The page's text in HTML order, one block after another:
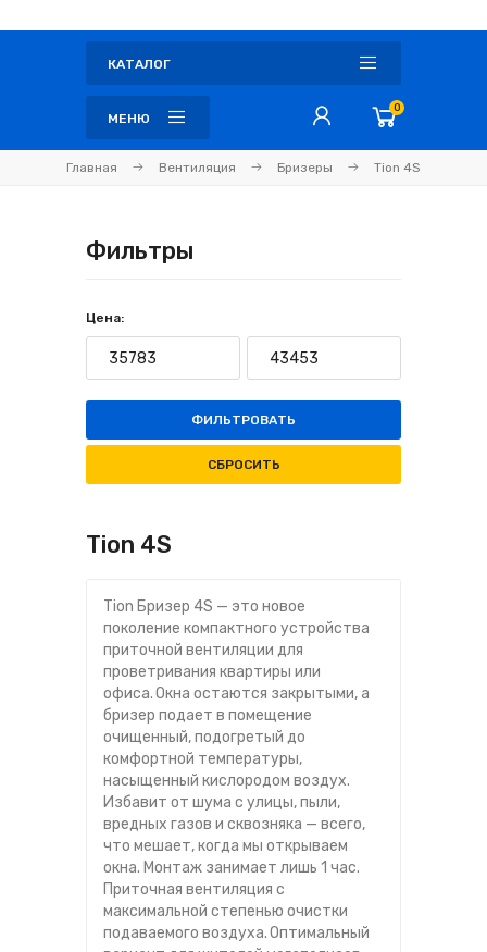
КАТАЛОГ
МЕНЮ
0
Главная Вентиляция Бризеры Tion 4S
Фильтры
Цена:
ФИЛЬТРОВАТЬ
СБРОСИТЬ
Tion 4S
Tion Бризер 4S — это новое
поколение компактного устройства
приточной вентиляции для
проветривания квартиры или
офиса. Окна остаются закрытыми, а
бризер подает в помещение
очищенный, подогретый до
комфортной температуры,
насыщенный кислородом воздух.
Избавит от шума с улицы, пыли,
вредных газов и сквозняка — всего,
что мешает, когда мы открываем
окна. Монтаж занимает лишь 1 час.
Приточная вентиляция с
максимальной степенью очистки
подаваемого воздуха. Оптимальный